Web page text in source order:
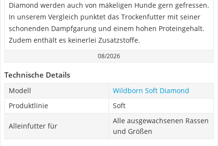
Diamond werden auch von mäkeligen Hunde gern gefressen.
In unserem Vergleich punktet das Trockenfutter mit seiner
schonenden Dampfgarung und einem hohen Proteingehalt.
Zudem enthält es keinerlei Zusatzstoffe.
08/2026
Technische Details
Modell
Wildborn Soft Diamond
Produktlinie
Soft
Alleinfutter für
Alle ausgewachsenen Rassen
und Größen